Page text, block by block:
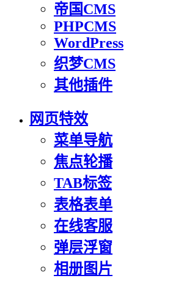
帝国CMS
PHPCMS
WordPress
织梦CMS
其他插件
网页特效
菜单导航
焦点轮播
TAB标签
表格表单
在线客服
弹层浮窗
相册图片